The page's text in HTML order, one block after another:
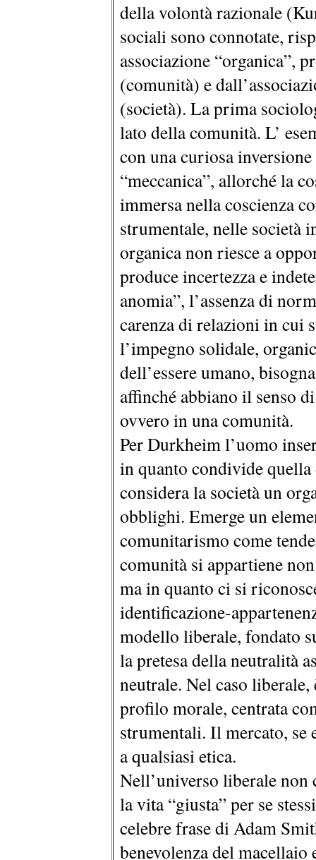
della volontà razionale
sociali sono connotate,
associazione “organica”,
(comunità) e
(società). La prima
lato della comunità. L’
con una curiosa
“meccanica”, allorché la
immersa nella coscienza
strumentale, nelle società
organica non riesce a
produce incertezza e
anomia”, l’assenza di
carenza di relazioni in cui
l’impegno solidale,
dell’essere umano,
affinché abbiano il senso
ovvero in una comunità.
Per Durkheim l’uomo
in quanto condivide
considera la società un
obblighi. Emerge un
comunitarismo come
comunità si appartiene
ma in quanto ci si
identificazione-
modello liberale, fondato
la pretesa della neutralità
neutrale. Nel caso
profilo morale, centrata
strumentali. Il mercato, se
a qualsiasi etica.
Nell’universo liberale
la vita “giusta” per se
celebre frase di Adam
benevolenza del